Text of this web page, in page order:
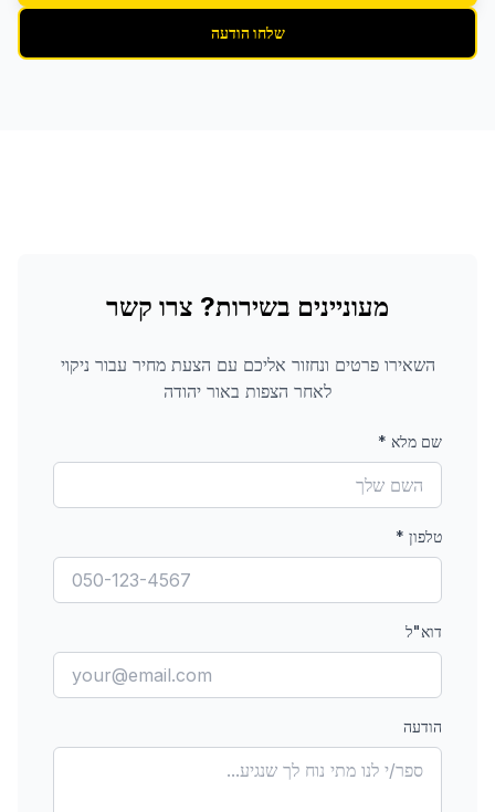
שלחו הודעה
מעוניינים בשירות? צרו קשר
השאירו פרטים ונחזור אליכם עם הצעת מחיר עבור ניקוי
לאחר הצפות באור יהודה
שם מלא *
טלפון *
דוא"ל
הודעה